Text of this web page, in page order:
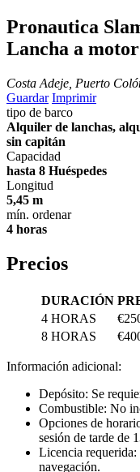
Pronautica
Lancha a motor
Costa Adeje, Puerto
Guardar Imprimir
tipo de barco
Alquiler de lanchas,
sin capitán
Capacidad
hasta 8 Huéspedes
Longitud
5,45 m
mín. ordenar
4 horas
Precios
DURACIÓN
4 HORAS
8 HORAS
Información adicional:
Depósito: Se
Combustible: No
Opciones de
sesión de tarde de
Licencia
navegación.